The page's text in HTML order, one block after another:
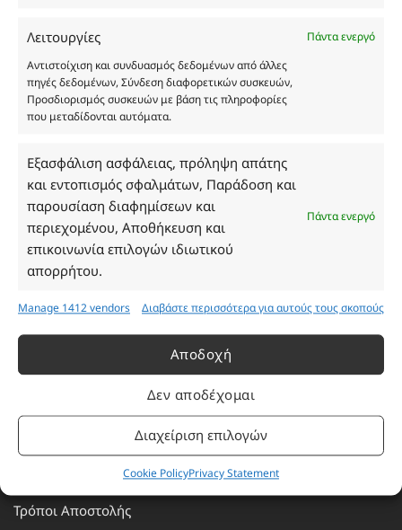
Λειτουργίες
Πάντα ενεργό
Αντιστοίχιση και συνδυασμός δεδομένων από άλλες
πηγές δεδομένων, Σύνδεση διαφορετικών συσκευών,
Προσδιορισμός συσκευών με βάση τις πληροφορίες
που μεταδίδονται αυτόματα.
Εξασφάλιση ασφάλειας, πρόληψη απάτης
και εντοπισμός σφαλμάτων, Παράδοση και
παρουσίαση διαφημίσεων και
περιεχομένου, Αποθήκευση και
επικοινωνία επιλογών ιδιωτικού
απορρήτου.
Πάντα ενεργό
Manage 1412 vendors Διαβάστε περισσότερα για αυτούς τους σκοπούς
Αποδοχή
Δεν αποδέχομαι
Διαχείριση επιλογών
Cookie PolicyPrivacy Statement
Τηλ. 2314 016010
ΑΦΜ 803285309
ΓΕΜΗ 193802504000
Δευτέρα: 08:30–16:30
Τρίτη: 08:30–16:30
Τετάρτη: 08:30–16:30
Πέμπτη: 08:30–16:30
Παρασκευή: 08:30–16:30
Πρόγραμμα Ανταμοιβής
Επικοινωνία
Τρόποι Πληρωμής
Τρόποι Αποστολής